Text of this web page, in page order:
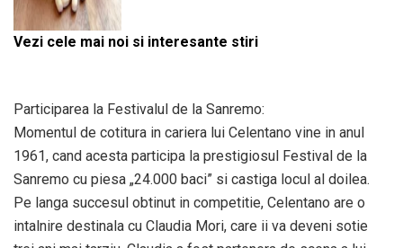
Vezi cele mai noi si interesante stiri
Participarea la Festivalul de la Sanremo:
Momentul de cotitura in cariera lui Celentano vine in anul
1961, cand acesta participa la prestigiosul Festival de la
Sanremo cu piesa „24.000 baci” si castiga locul al doilea.
Pe langa succesul obtinut in competitie, Celentano are o
intalnire destinala cu Claudia Mori, care ii va deveni sotie